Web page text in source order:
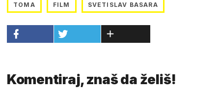
TOMA FILM SVETISLAV BASARA
Komentiraj, znaš da želiš!